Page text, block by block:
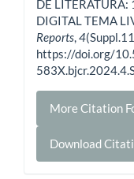
DE LITERATURA:
DIGITAL TEMA
Reports,4
https://doi.org/
More Citation
Download